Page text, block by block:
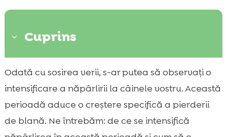
3 Cuprins
 Ce înseamnă năpârlirea de vară?
 Cauze năpârlire câine vară
 Cum să recunoaștem semnele năpârlirii
excesive?
Importanța alimentației corecte
Odată cu sosirea verii, s-ar putea să observați o
intensificare a năpârlirii la câinele vostru. Această
perioadă aduce o creștere specifică a pierderii
de blană. Ne întrebăm: de ce se intensifică